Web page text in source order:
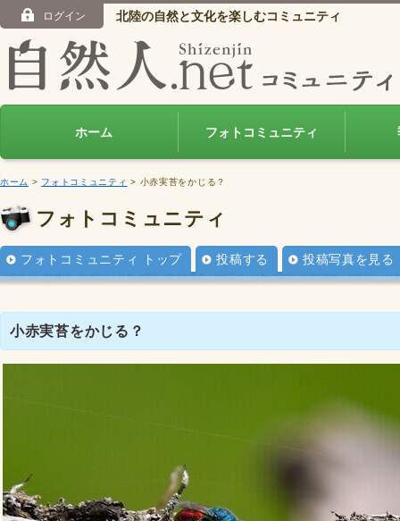
ログイン 北陸の自然と文化を楽しむコミュニティ
ホーム フォトコミュニティ
ホーム > フォトコミュニティ > 小赤実苔をかじる？
フォトコミュニティ
フォトコミュニティ トップ 投稿する 投稿写真を見る
小赤実苔をかじる？